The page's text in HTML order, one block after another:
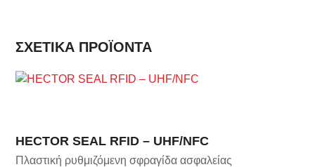
ΣΧΕΤΙΚΆ ΠΡΟΪΌΝΤΑ
HECTOR SEAL RFID – UHF/NFC
Πλαστική ρυθμιζόμενη σφραγίδα ασφαλείας